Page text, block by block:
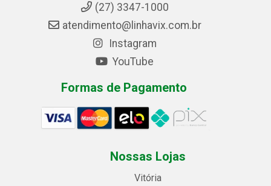
(27) 3347-1000
atendimento@linhavix.com.br
Instagram
YouTube
Formas de Pagamento
Nossas Lojas
Vitória